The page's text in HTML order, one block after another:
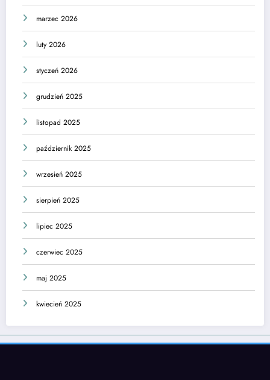
marzec 2026
luty 2026
styczeń 2026
grudzień 2025
listopad 2025
październik 2025
wrzesień 2025
sierpień 2025
lipiec 2025
czerwiec 2025
maj 2025
kwiecień 2025